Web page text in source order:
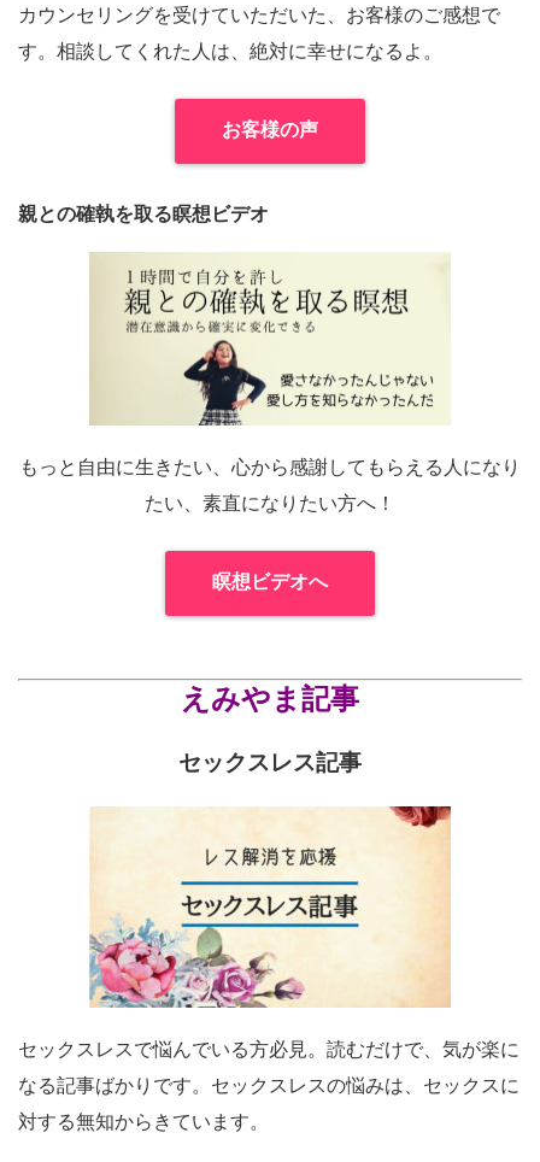
カウンセリングを受けていただいた、お客様のご感想で
す。相談してくれた人は、絶対に幸せになるよ。
お客様の声
親との確執を取る瞑想ビデオ
もっと自由に生きたい、心から感謝してもらえる人になり
たい、素直になりたい方へ！
瞑想ビデオへ
えみやま記事
セックスレス記事
セックスレスで悩んでいる方必見。読むだけで、気が楽に
なる記事ばかりです。セックスレスの悩みは、セックスに
対する無知からきています。